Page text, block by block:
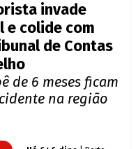
invade
e colide com
de Contas
de 6 meses ficam
na região